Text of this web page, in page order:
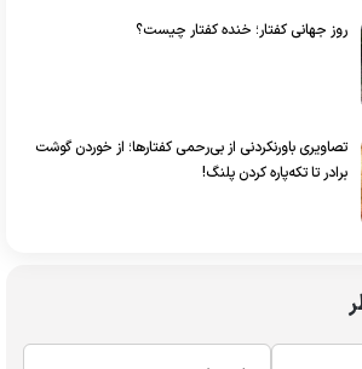
روز جهانی کفتار؛ خنده کفتار چیست؟
تصاویری باورنکردنی از بی‌رحمی کفتارها؛ از خوردن گوشت
برادر تا تکه‌پاره کردن پلنگ!